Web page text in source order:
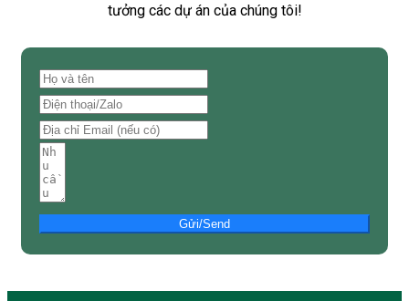
tưởng các dự án của chúng tôi!
Gửi/Send